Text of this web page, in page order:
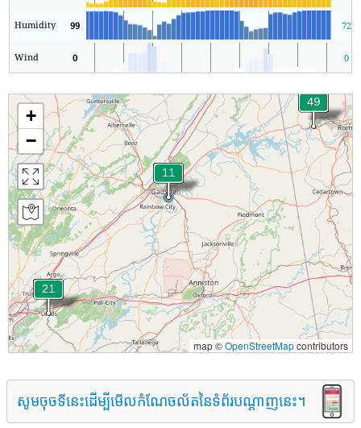
Humidity 99 72
Wind 0 0
+
−
map ©OpenStreetMapcontributors
សូមចុចទីនេះដើម្បីមើលកំណែចល័តនៃទំព័របណ្តាញនេះ។